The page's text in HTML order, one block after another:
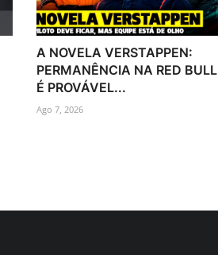
A NOVELA VERSTAPPEN:
PERMANÊNCIA NA RED BULL
É PROVÁVEL...
Ago 7, 2026